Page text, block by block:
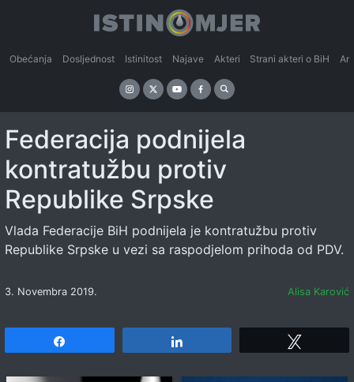
Obećanja Dosljednost Istinitost Najave Akteri Strani akteri o BiH
Federacija podnijela
kontratužbu protiv
Republike Srpske
Vlada Federacije BiH podnijela je kontratužbu protiv
Republike Srpske u vezi sa raspodjelom prihoda od PDV.
3. Novembra 2019. Alisa Karović